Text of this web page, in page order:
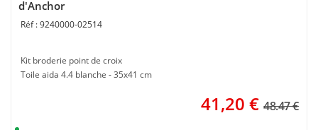
d'Anchor
9240000-02514
Kit broderie point de croix
Toile aida 4.4 blanche - 35x41 cm
41,20 € 48.47 €